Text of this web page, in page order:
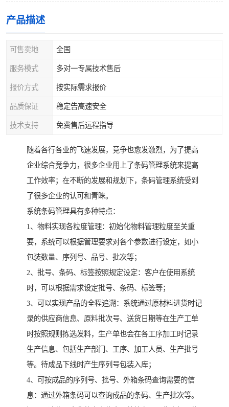
产品描述
可售卖地 全国
服务模式 多对一专属技术售后
报价方式 按实际需求报价
品质保证 稳定告高速安全
技术支持 免费售后远程指导
随着各行各业的飞速发展，竞争也愈发激烈，为了提高
企业综合竞争力，很多企业用上了条码管理系统来提高
工作效率；在不断的发展和规划下，条码管理系统受到
了很多企业的认可和青睐。
系统条码管理具有多种特点：
1、物料实现各粒度管理：初始化物料管理粒度至关重
要，系统可以根据管理要求对各个参数进行设定，如小
包装数量、序列号、品号、批次等；
2、批号、条码、标签按照规定设定：客户在使用系统
时，可以根据需求设定批号、条码、标签等；
3、可以实现产品的全程追溯：系统通过原材料进货时记
录的供应商信息、原料批次号、送货日期等在生产工单
时按照规则拣选发料，生产单也会在各工序加工时记录
生产信息、包括生产部门、工序、加工人员、生产批号
等。待成品下线时产生序列号包装入库；
4、可按成品的序列号、批号、外箱条码查询需要的信
息：通过外箱条码可以查询成品的条码、生产批次等。